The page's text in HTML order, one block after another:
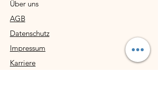
Über uns
AGB
Datenschutz
Impressum
Karriere